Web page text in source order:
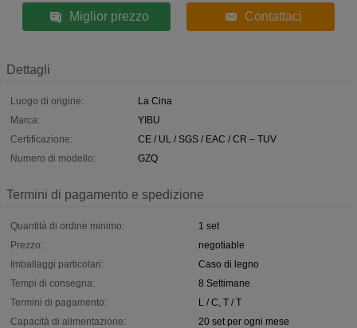
Miglior prezzo Contattaci
Dettagli
Luogo di origine:
La Cina
Marca:
YIBU
Certificazione:
CE / UL / SGS / EAC / CR – TUV
Numero di modello:
GZQ
Termini di pagamento e spedizione
Quantità di ordine minimo:
1 set
Prezzo:
negotiable
Imballaggi particolari:
Caso di legno
Tempi di consegna:
8 Settimane
Termini di pagamento:
L / C, T / T
Capacità di alimentazione:
20 set per ogni mese